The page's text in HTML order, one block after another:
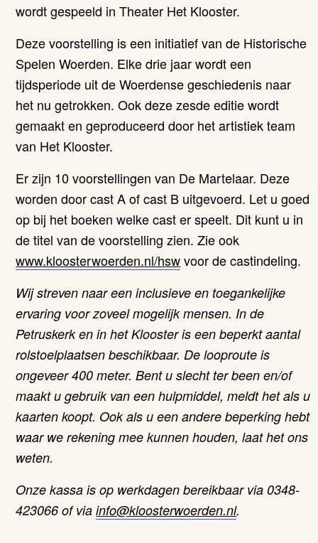
wordt gespeeld in Theater Het Klooster.
Deze voorstelling is een initiatief van de Historische
Spelen Woerden. Elke drie jaar wordt een
tijdsperiode uit de Woerdense geschiedenis naar
het nu getrokken. Ook deze zesde editie wordt
gemaakt en geproduceerd door het artistiek team
van Het Klooster.
Er zijn 10 voorstellingen van De Martelaar. Deze
worden door cast A of cast B uitgevoerd. Let u goed
op bij het boeken welke cast er speelt. Dit kunt u in
de titel van de voorstelling zien. Zie ook
www.kloosterwoerden.nl/hswvoor de castindeling.
Wij streven naar een inclusieve en toegankelijke
ervaring voor zoveel mogelijk mensen. In de
Petruskerk en in het Klooster is een beperkt aantal
rolstoelplaatsen beschikbaar. De looproute is
ongeveer 400 meter. Bent u slecht ter been en/of
maakt u gebruik van een hulpmiddel, meldt het als u
kaarten koopt. Ook als u een andere beperking hebt
waar we rekening mee kunnen houden, laat het ons
weten.
Onze kassa is op werkdagen bereikbaar via 0348-
423066 of viainfo@kloosterwoerden.nl.